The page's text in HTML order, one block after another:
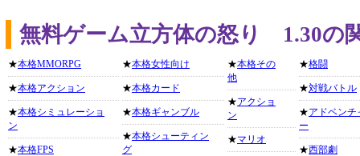
無料ゲーム立方体の怒り 1.30の
★本格MMORPG
★本格アクション
★本格シミュレーショ
ン
★本格FPS
★本格女性向け
★本格カード
★本格ギャンブル
★本格シューティン
グ
★本格その
他
★アクショ
ン
★マリオ
★格闘
★対戦バトル
★アドベンチ
ー
★西部劇